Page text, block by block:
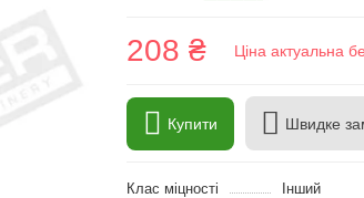
208 ₴ Ціна актуальна
Купити Швидке
Клас міцності
Інший